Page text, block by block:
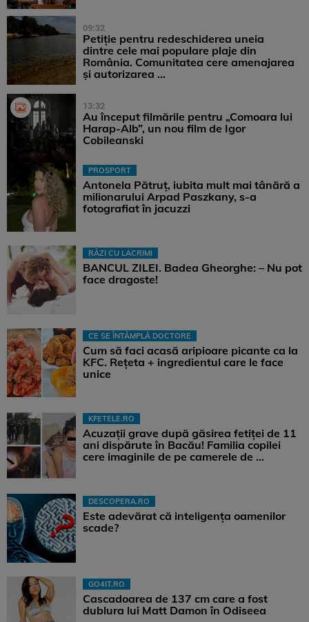
09:32
Petiție pentru redeschiderea uneia
dintre cele mai populare plaje din
România. Comunitatea cere amenajarea
și autorizarea ...
13:32
Au început filmările pentru „Comoara lui
Harap-Alb”, un nou film de Igor
Cobileanski
PROSPORT
Antonela Pătruț, iubita mult mai tânără a
milionarului Arpad Paszkany, s-a
fotografiat în jacuzzi
RÂZI CU LACRIMI
BANCUL ZILEI. Badea Gheorghe: – Nu pot
face dragoste!
CE SE ÎNTÂMPLĂ DOCTORE
Cum să faci acasă aripioare picante ca la
KFC. Rețeta + ingredientul care le face
unice
KFETELE.RO
Acuzații grave după găsirea fetiței de 11
ani dispărute în Bacău! Familia copilei
cere imaginile de pe camerele de ...
DESCOPERA.RO
Este adevărat că inteligența oamenilor
scade?
GO4IT.RO
Cascadoarea de 137 cm care a fost
dublura lui Matt Damon în Odiseea